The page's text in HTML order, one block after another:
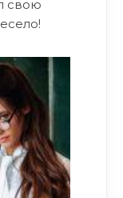
свою